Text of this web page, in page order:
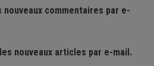
commentaires par e-
nouveaux articles par e-mail.